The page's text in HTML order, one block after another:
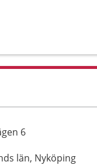
6
län, Nyköping